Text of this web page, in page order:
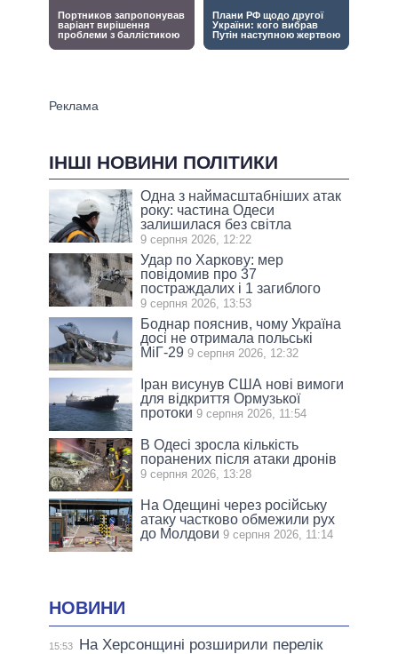
ІНШІ НОВИНИ ПОЛІТИКИ
Одна з наймасштабніших атак
року: частина Одеси
залишилася без світла
9 серпня 2026, 12:22
Удар по Харкову: мер
повідомив про 37
постраждалих і 1 загиблого
9 серпня 2026, 13:53
Боднар пояснив, чому Україна
досі не отримала польські
МіГ-29 9 серпня 2026, 12:32
Іран висунув США нові вимоги
для відкриття Ормузької
протоки 9 серпня 2026, 11:54
В Одесі зросла кількість
поранених після атаки дронів
9 серпня 2026, 13:28
На Одещині через російську
атаку частково обмежили рух
до Молдови 9 серпня 2026, 11:14
НОВИНИ
15:53
На Херсонщині розширили перелік